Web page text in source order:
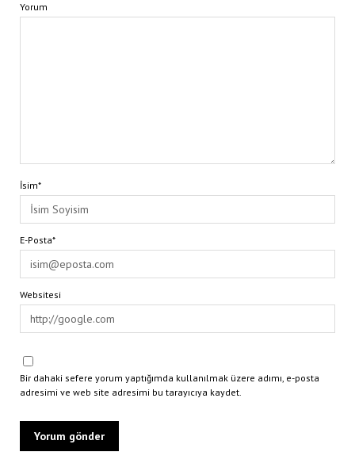
Yorum
İsim*
E-Posta*
Websitesi
Bir dahaki sefere yorum yaptığımda kullanılmak üzere adımı, e-posta
adresimi ve web site adresimi bu tarayıcıya kaydet.